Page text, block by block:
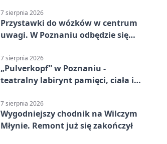
7 sierpnia 2026
Przystawki do wózków w centrum
uwagi. W Poznaniu odbędzie się
7 sierpnia 2026
„Pulverkopf” w Poznaniu -
teatralny labirynt pamięci, ciała i
7 sierpnia 2026
Wygodniejszy chodnik na Wilczym
Młynie. Remont już się zakończył